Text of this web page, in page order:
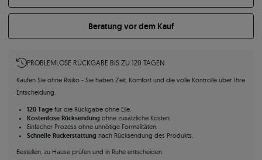
Beratung vor dem Kauf
PROBLEMLOSE RÜCKGABE BIS ZU 120 TAGEN
Kaufen Sie ohne Risiko - Sie haben Zeit, Komfort und die volle Kontrolle über Ihre
Entscheidung.
120 Tagefür die Rückgabe ohne Eile.
Kostenlose Rücksendungohne zusätzliche Kosten.
Einfacher Prozess ohne unnötige Formalitäten.
Schnelle Rückerstattungnach Rücksendung des Produkts.
Bestellen, zu Hause prüfen und in Ruhe entscheiden.